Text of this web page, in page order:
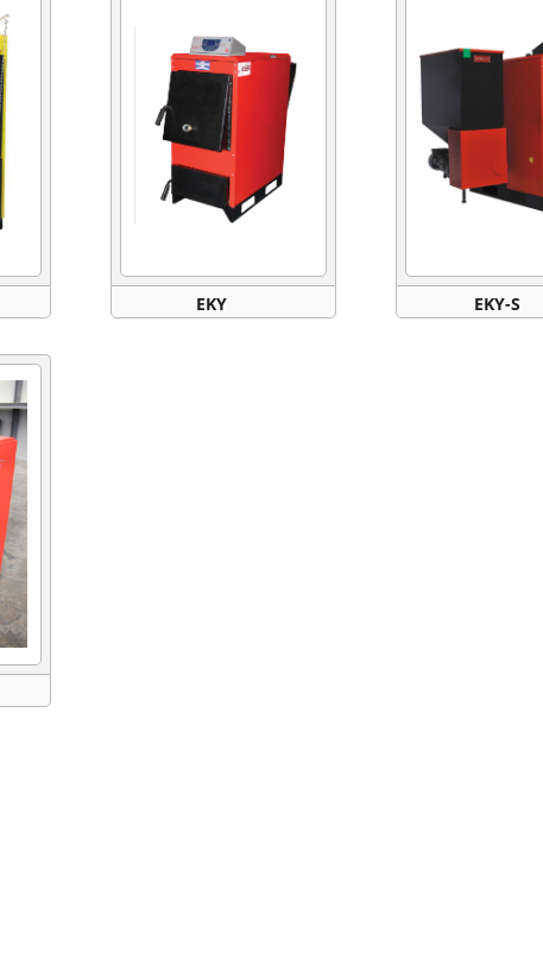
EKY EKY-S